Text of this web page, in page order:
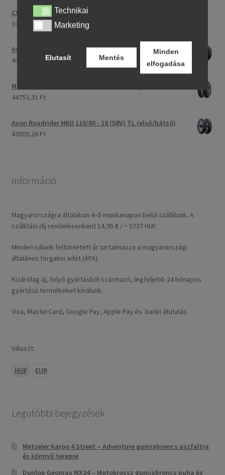
CST C-186 3.00 - 23 59P TT (első/hátsó)
107396,28 Ft
Avon Roadrider MKII 90/90 - 18 51V TL (első/hátsó)
40791,20 Ft
Maxxis M-6011 170/80 - 15 77H TL (hátsó gumi)
44753,31 Ft
Avon Roadrider MKII 110/80 - 18 (58V) TL (első/hátsó)
43809,26 Ft
Információ
Magyarországra általában 4–5 munkanapon belül szállítunk. A
szállítási díj rendelésenként 14,95 € / ~ 5737 HUF.
Minden nálunk feltüntetett ár tartalmazza a magyarországi
általános forgalmi adót (ÁFA).
Kizárólag új, folyó gyártásból származó, legfeljebb 24 hónapos
gyártású termékeket kínálunk.
Visa, MasterCard, Google Pay, Apple Pay és banki átutalás.
Választ:
HUF EUR
Legutóbbi bejegyzések
Metzeler Karoo 4 Street – Adventure gumiabroncs aszfaltra
és könnyű terepre
Dunlop Geomax MX34 – Motokrossz gumiabroncs puha és
TechnikaiTechnikai
MarketingMarketing
Elutasít Mentés
Minden
elfogadása